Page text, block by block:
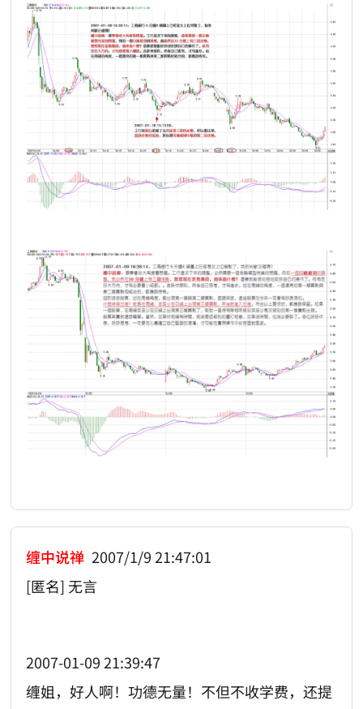
缠中说禅 2007/1/9 21:47:01
[匿名] 无言
2007-01-09 21:39:47
缠姐，好人啊！功德无量！不但不收学费，还提